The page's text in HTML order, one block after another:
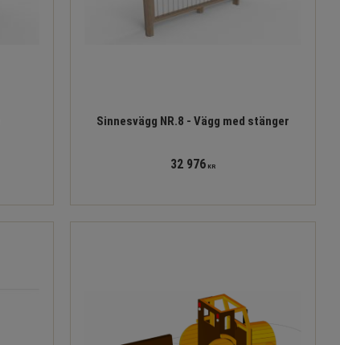
Sinnesvägg NR.8 - Vägg med stänger
32 976 KR